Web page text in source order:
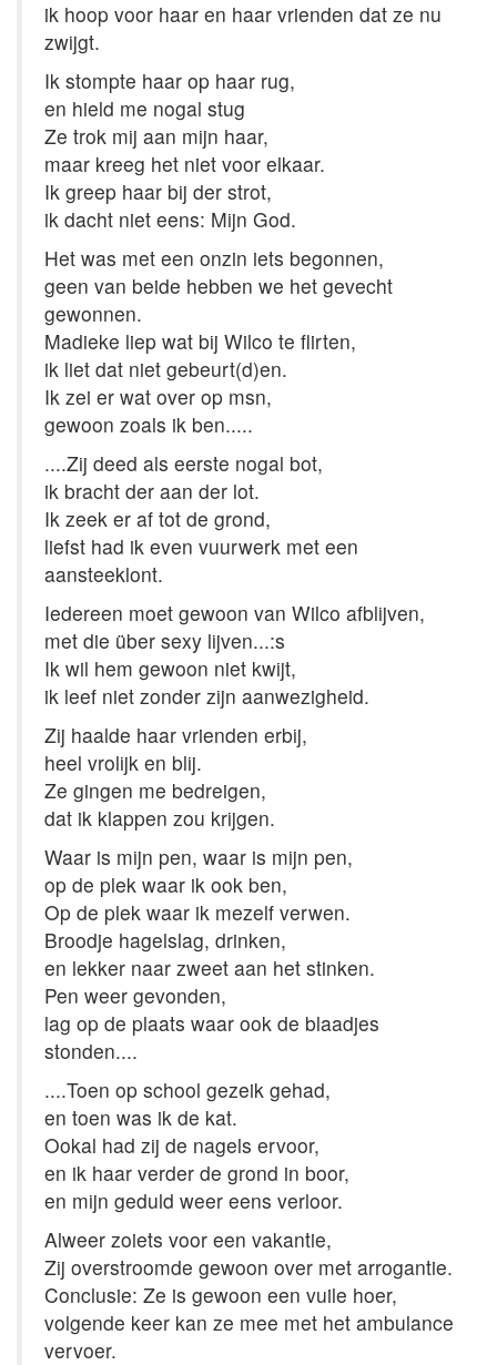
ik hoop voor haar en haar vrienden dat ze nu
zwijgt.
Ik stompte haar op haar rug,
en hield me nogal stug
Ze trok mij aan mijn haar,
maar kreeg het niet voor elkaar.
Ik greep haar bij der strot,
ik dacht niet eens: Mijn God.
Het was met een onzin iets begonnen,
geen van beide hebben we het gevecht
gewonnen.
Madieke liep wat bij Wilco te flirten,
ik liet dat niet gebeurt(d)en.
Ik zei er wat over op msn,
gewoon zoals ik ben.....
....Zij deed als eerste nogal bot,
ik bracht der aan der lot.
Ik zeek er af tot de grond,
liefst had ik even vuurwerk met een
aansteeklont.
Iedereen moet gewoon van Wilco afblijven,
met die über sexy lijven...:s
Ik wil hem gewoon niet kwijt,
ik leef niet zonder zijn aanwezigheid.
Zij haalde haar vrienden erbij,
heel vrolijk en blij.
Ze gingen me bedreigen,
dat ik klappen zou krijgen.
Waar is mijn pen, waar is mijn pen,
op de plek waar ik ook ben,
Op de plek waar ik mezelf verwen.
Broodje hagelslag, drinken,
en lekker naar zweet aan het stinken.
Pen weer gevonden,
lag op de plaats waar ook de blaadjes
stonden....
....Toen op school gezeik gehad,
en toen was ik de kat.
Ookal had zij de nagels ervoor,
en ik haar verder de grond in boor,
en mijn geduld weer eens verloor.
Alweer zoiets voor een vakantie,
Zij overstroomde gewoon over met arrogantie.
Conclusie: Ze is gewoon een vuile hoer,
volgende keer kan ze mee met het ambulance
vervoer.